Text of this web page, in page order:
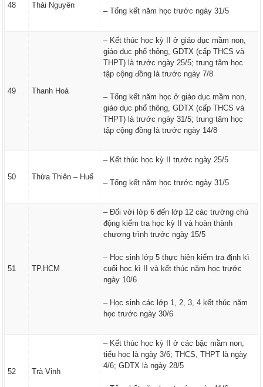
48 Thái Nguyên
– Tổng kết năm học trước ngày 31/5
49 Thanh Hoá
– Kết thúc học kỳ II ở giáo dục mầm non,
giáo dục phổ thông, GDTX (cấp THCS và
THPT) là trước ngày 25/5; trung tâm học
tập cộng đồng là trước ngày 7/8
– Tổng kết năm học ở giáo dục mầm non,
giáo dục phổ thông, GDTX (cấp THCS và
THPT) là trước ngày 31/5; trung tâm học
tập cộng đồng là trước ngày 14/8
50 Thừa Thiên – Huế
– Kết thúc học kỳ II trước ngày 25/5
– Tổng kết năm học trước ngày 31/5
51 TP.HCM
– Đối với lớp 6 đến lớp 12 các trường chủ
động kiểm tra học kỳ II và hoàn thành
chương trình trước ngày 15/5
– Học sinh lớp 5 thực hiện kiểm tra định kì
cuối học kì II và kết thúc năm học trước
ngày 10/6
– Học sinh các lớp 1, 2, 3, 4 kết thúc năm
học trước ngày 30/6
52 Trà Vinh
– Kết thúc học kỳ II ở các bậc mầm non,
tiểu học là ngày 3/6; THCS, THPT là ngày
4/6; GDTX là ngày 28/5